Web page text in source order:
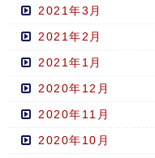
2021年3月
2021年2月
2021年1月
2020年12月
2020年11月
2020年10月